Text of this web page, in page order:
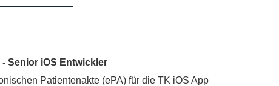
Senior iOS Entwickler
Patientenakte (ePA) für die TK iOS App